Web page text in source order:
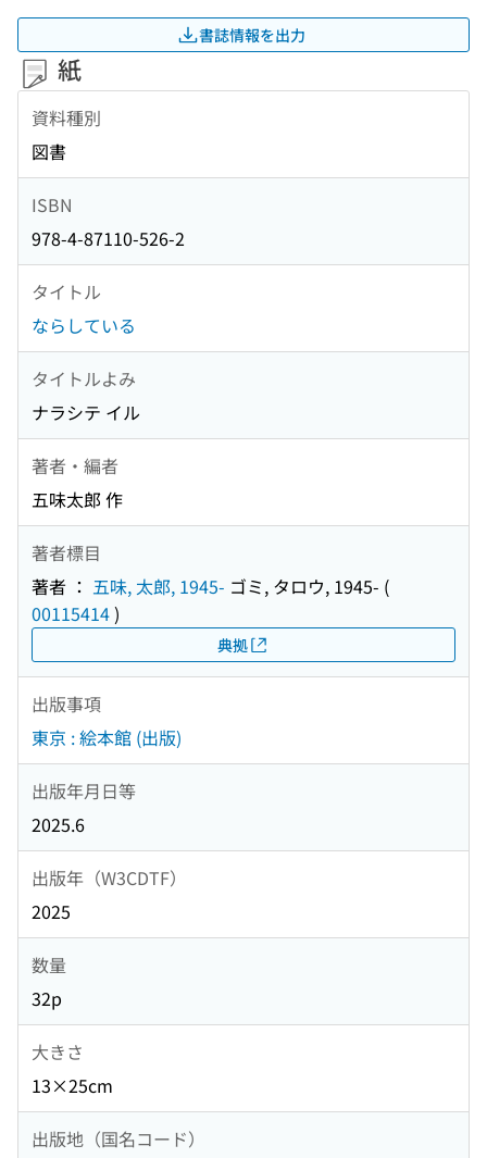
書誌情報を出力
紙
資料種別
図書
ISBN
978-4-87110-526-2
タイトル
ならしている
タイトルよみ
ナラシテ イル
著者・編者
五味太郎 作
著者標目
著者 ： 五味, 太郎, 1945- ゴミ, タロウ, 1945- (
00115414)
典拠
出版事項
東京 : 絵本館 (出版)
出版年月日等
2025.6
出版年（W3CDTF）
2025
数量
32p
大きさ
13×25cm
出版地（国名コード）